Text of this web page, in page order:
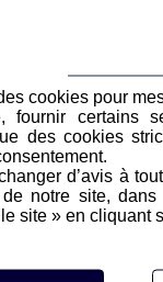
pour
le 15 décembre
d’habitation
l’été 2007. Un
consécutifs à la
procédait
une
en charge la
villa sollicitait
cookies pour
fournir certains
des cookies
d’avis à
notre site,
site » en cliquant